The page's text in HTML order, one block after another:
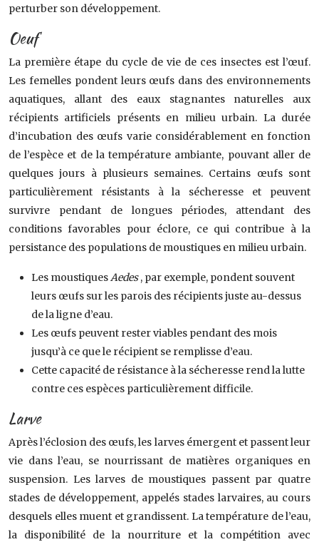
perturber son développement.
Oeuf
La première étape du cycle de vie de ces insectes est l’œuf.
Les femelles pondent leurs œufs dans des environnements
aquatiques, allant des eaux stagnantes naturelles aux
récipients artificiels présents en milieu urbain. La durée
d’incubation des œufs varie considérablement en fonction
de l’espèce et de la température ambiante, pouvant aller de
quelques jours à plusieurs semaines. Certains œufs sont
particulièrement résistants à la sécheresse et peuvent
survivre pendant de longues périodes, attendant des
conditions favorables pour éclore, ce qui contribue à la
persistance des populations de moustiques en milieu urbain.
Les moustiquesAedes, par exemple, pondent souvent
leurs œufs sur les parois des récipients juste au-dessus
de la ligne d’eau.
Les œufs peuvent rester viables pendant des mois
jusqu’à ce que le récipient se remplisse d’eau.
Cette capacité de résistance à la sécheresse rend la lutte
contre ces espèces particulièrement difficile.
Larve
Après l’éclosion des œufs, les larves émergent et passent leur
vie dans l’eau, se nourrissant de matières organiques en
suspension. Les larves de moustiques passent par quatre
stades de développement, appelés stades larvaires, au cours
desquels elles muent et grandissent. La température de l’eau,
la disponibilité de la nourriture et la compétition avec